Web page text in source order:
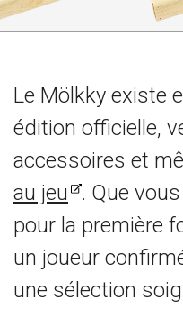
Le Mölkky existe
édition officielle,
accessoires et
au jeu
. Que
pour la première
un joueur
une sélection